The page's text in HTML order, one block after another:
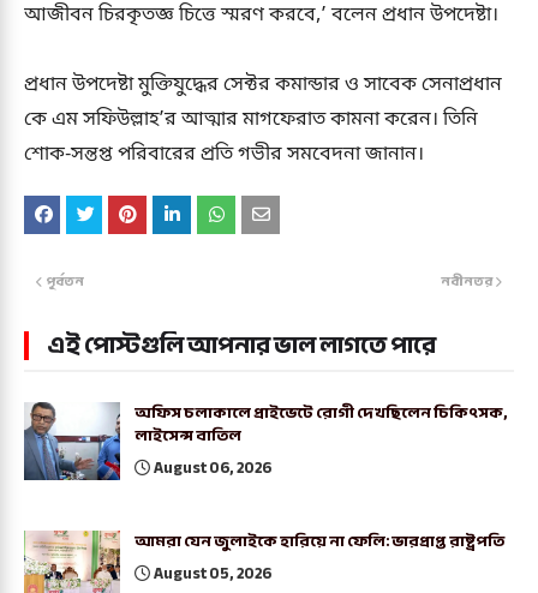
আজীবন চিরকৃতজ্ঞ চিত্তে স্মরণ করবে,’ বলেন প্রধান উপদেষ্টা।
প্রধান উপদেষ্টা মুক্তিযুদ্ধের সেক্টর কমান্ডার ও সাবেক সেনাপ্রধান
কে এম সফিউল্লাহ’র আত্মার মাগফেরাত কামনা করেন। তিনি
শোক-সন্তপ্ত পরিবারের প্রতি গভীর সমবেদনা জানান।
নবীনতর
পূর্বতন
এই পোস্টগুলি আপনার ভাল লাগতে পারে
অফিস চলাকালে প্রাইভেটে রোগী দেখছিলেন চিকিৎসক,
লাইসেন্স বাতিল
August 06, 2026
আমরা যেন জুলাইকে হারিয়ে না ফেলি: ভারপ্রাপ্ত রাষ্ট্রপতি
August 05, 2026